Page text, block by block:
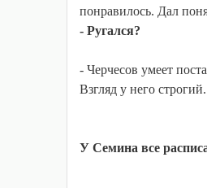
понравилось. Дал
- Ругался?
- Черчесов умеет
Взгляд у него строгий.
У Семина все